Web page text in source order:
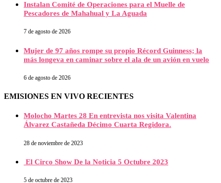
Instalan Comité de Operaciones para el Muelle de
Pescadores de Mahahual y La Aguada
7 de agosto de 2026
Mujer de 97 años rompe su propio Récord Guinness; la
más longeva en caminar sobre el ala de un avión en vuelo
6 de agosto de 2026
EMISIONES EN VIVO RECIENTES
Molocho Martes 28 En entrevista nos visita Valentina
Álvarez Castañeda Décimo Cuarta Regidora.
28 de noviembre de 2023
El Circo Show De la Noticia 5 Octubre 2023
5 de octubre de 2023